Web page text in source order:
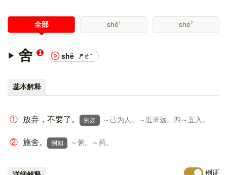
全部 shě1 shè2
舍 1 shě ㄕㄜˇ
基本解释
① 放弃，不要了。 例如 ～己为人。～近求远。四～五入。
② 施舍。 例如 ～粥。～药。
例证